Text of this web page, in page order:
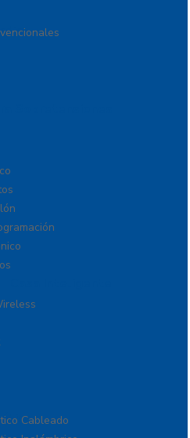
Sobretensiones
Casa Inteligente
Cableado